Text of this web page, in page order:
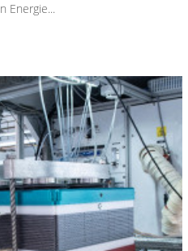
Energie...